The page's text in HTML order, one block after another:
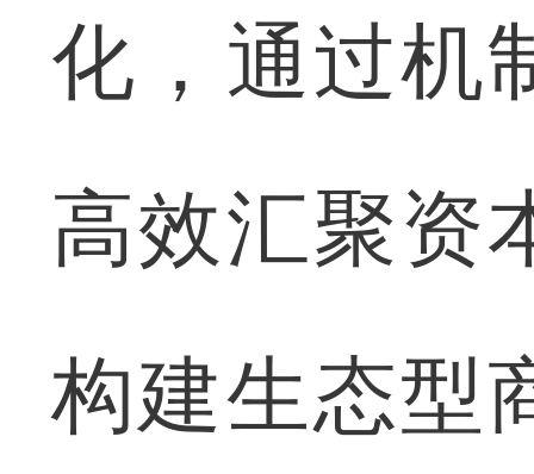
化，通过机
高效汇聚资
构建生态型